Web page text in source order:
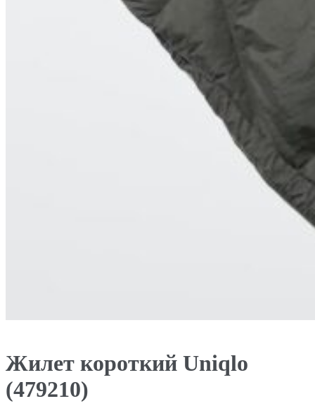
Жилет короткий Uniqlo
(479210)